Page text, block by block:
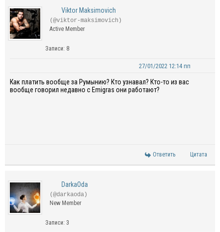
Viktor Maksimovich
(@viktor-maksimovich)
Active Member
Записи: 8
27/01/2022 12:14 пп
Как платить вообще за Румынию? Кто узнавал? Кто-то из вас
вообще говорил недавно с Emigras они работают?
Ответить Цитата
DarkaOda
(@darkaoda)
New Member
Записи: 3